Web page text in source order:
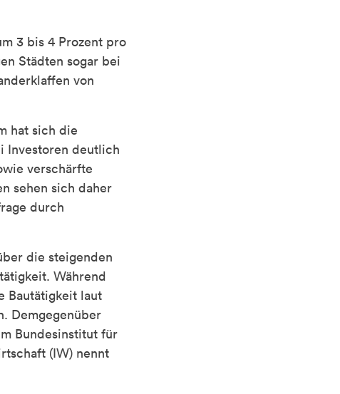
3 bis 4 Prozent pro
Städten sogar bei
von
hat sich die
Investoren deutlich
verschärfte
sehen sich daher
durch
die steigenden
Während
Bautätigkeit laut
Demgegenüber
Bundesinstitut für
(IW) nennt